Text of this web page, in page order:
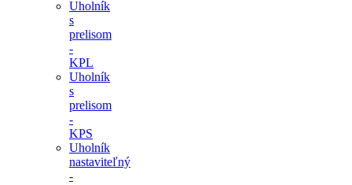
Uholník
s
prelisom
-
KPL
Uholník
s
prelisom
-
KPS
Uholník
nastaviteľný
-